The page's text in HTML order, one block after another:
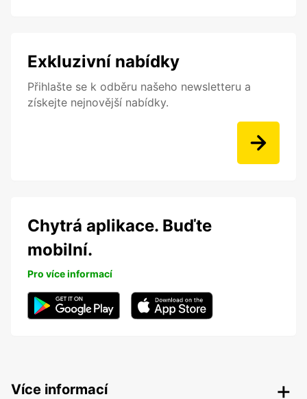
Exkluzivní nabídky
Přihlašte se k odběru našeho newsletteru a
získejte nejnovější nabídky.
Chytrá aplikace. Buďte
mobilní.
Pro více informací
Více informací